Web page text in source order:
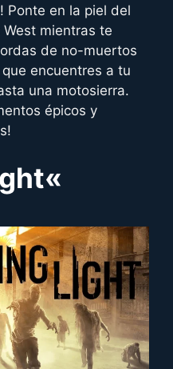
Ponte en la piel del
mientras te
de no-muertos
encuentres a tu
una motosierra.
épicos y
«